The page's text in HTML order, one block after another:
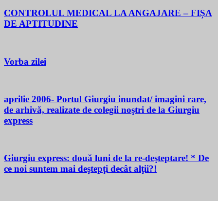
CONTROLUL MEDICAL LA ANGAJARE – FIȘA
DE APTITUDINE
Vorba zilei
aprilie 2006- Portul Giurgiu inundat/ imagini rare,
de arhivă, realizate de colegii noştri de la Giurgiu
express
Giurgiu express: două luni de la re-deşteptare! * De
ce noi suntem mai deştepţi decât alţii?!